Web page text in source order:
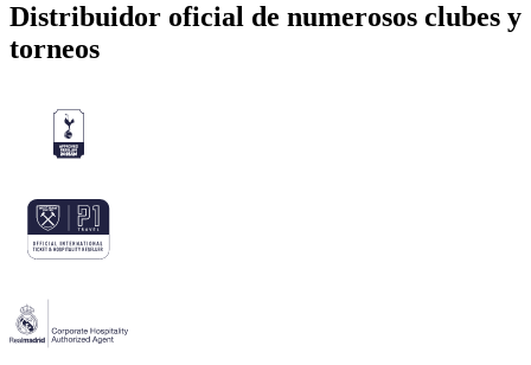
Distribuidor oficial de numerosos clubes y
torneos